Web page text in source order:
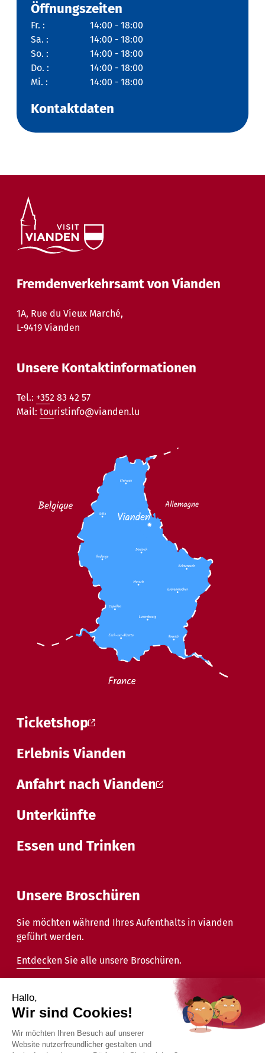
Öffnungszeiten
Fr. :
14:00 - 18:00
Sa. :
14:00 - 18:00
So. :
14:00 - 18:00
Do. :
14:00 - 18:00
Mi. :
14:00 - 18:00
Kontaktdaten
Fremdenverkehrsamt von Vianden
1A, Rue du Vieux Marché,
L-9419 Vianden
Unsere Kontaktinformationen
Tel.: +352 83 42 57
Mail: touristinfo@vianden.lu
Ticketshop
Erlebnis Vianden
Anfahrt nach Vianden
Unterkünfte
Essen und Trinken
Unsere Broschüren
Sie möchten während Ihres Aufenthalts in vianden
geführt werden.
Entdecken Sie alle unsere Broschüren.
2026 - Gemeinde Vianden - Alle Rechte vorbehalten.